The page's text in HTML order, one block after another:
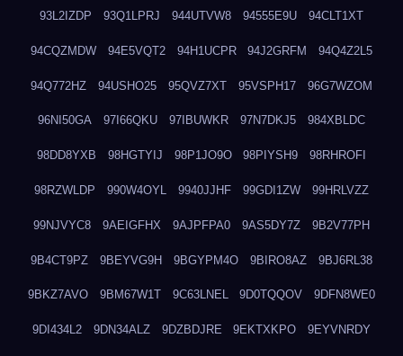
93L2IZDP 93Q1LPRJ 944UTVW8 94555E9U 94CLT1XT
94CQZMDW 94E5VQT2 94H1UCPR 94J2GRFM 94Q4Z2L5
94Q772HZ 94USHO25 95QVZ7XT 95VSPH17 96G7WZOM
96NI50GA 97I66QKU 97IBUWKR 97N7DKJ5 984XBLDC
98DD8YXB 98HGTYIJ 98P1JO9O 98PIYSH9 98RHROFI
98RZWLDP 990W4OYL 9940JJHF 99GDI1ZW 99HRLVZZ
99NJVYC8 9AEIGFHX 9AJPFPA0 9AS5DY7Z 9B2V77PH
9B4CT9PZ 9BEYVG9H 9BGYPM4O 9BIRO8AZ 9BJ6RL38
9BKZ7AVO 9BM67W1T 9C63LNEL 9D0TQQOV 9DFN8WE0
9DI434L2 9DN34ALZ 9DZBDJRE 9EKTXKPO 9EYVNRDY